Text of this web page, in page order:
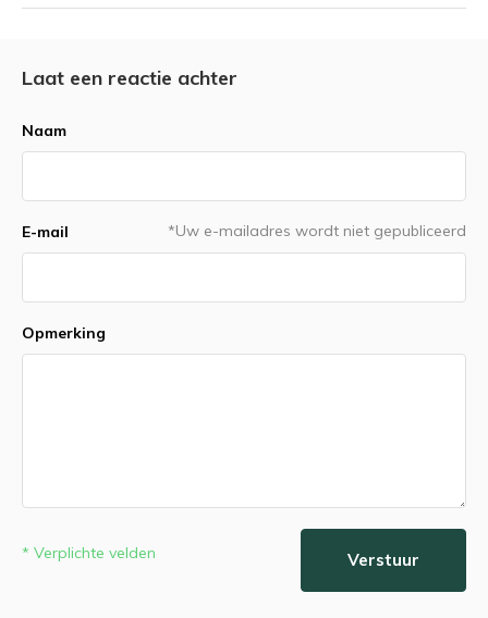
Laat een reactie achter
Naam
E-mail *Uw e-mailadres wordt niet gepubliceerd
Opmerking
* Verplichte velden Verstuur